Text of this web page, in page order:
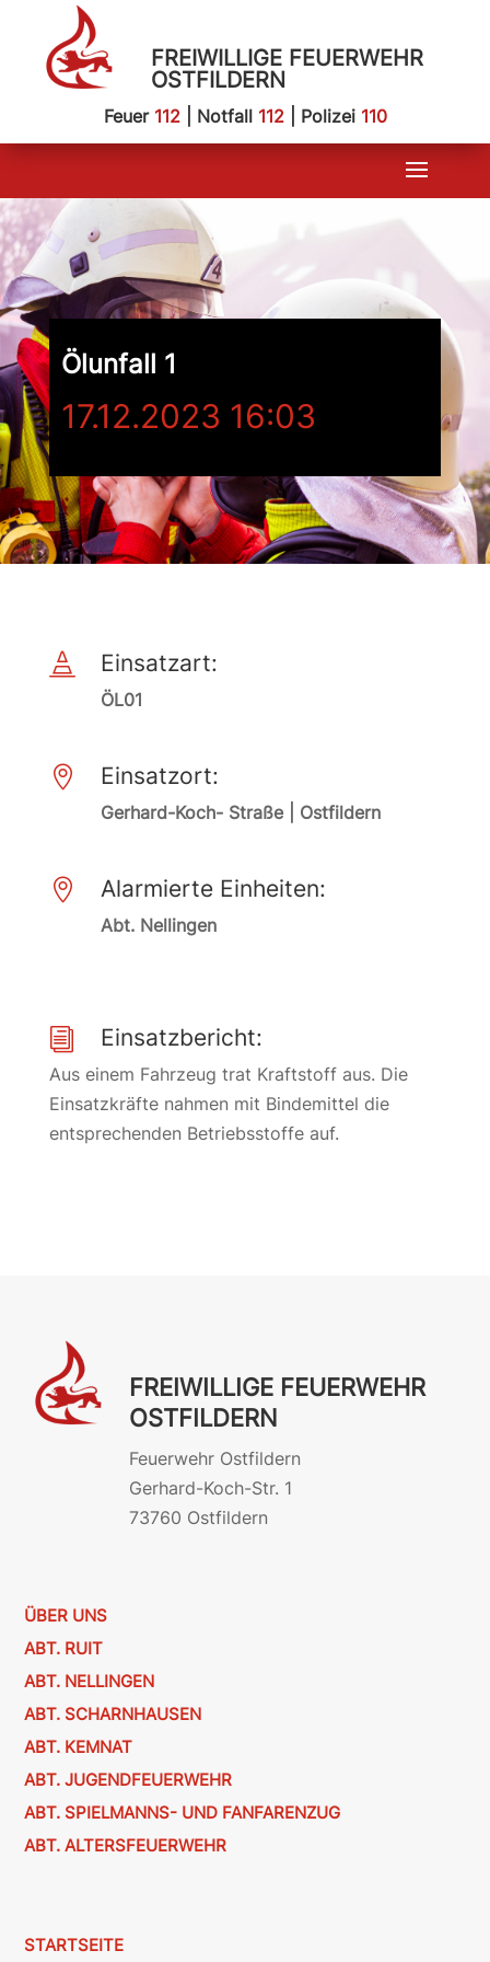
FREIWILLIGE FEUERWEHR
OSTFILDERN
Feuer 112| Notfall 112| Polizei 110
Ölunfall 1
17.12.2023 16:03
 Einsatzart:
ÖL01
 Einsatzort:
Gerhard-Koch- Straße | Ostfildern
 Alarmierte Einheiten:
Abt. Nellingen
i Einsatzbericht:
Aus einem Fahrzeug trat Kraftstoff aus. Die
Einsatzkräfte nahmen mit Bindemittel die
entsprechenden Betriebsstoffe auf.
FREIWILLIGE FEUERWEHR
OSTFILDERN
Feuerwehr Ostfildern
Gerhard-Koch-Str. 1
73760 Ostfildern
ÜBER UNS
ABT. RUIT
ABT. NELLINGEN
ABT. SCHARNHAUSEN
ABT. KEMNAT
ABT. JUGENDFEUERWEHR
ABT. SPIELMANNS- UND FANFARENZUG
ABT. ALTERSFEUERWEHR
STARTSEITE